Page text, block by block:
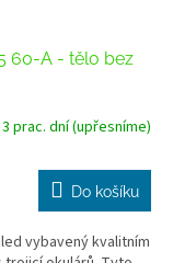
60-A - tělo bez
prac. dní (upřesníme)
Do košíku
vybavený kvalitním